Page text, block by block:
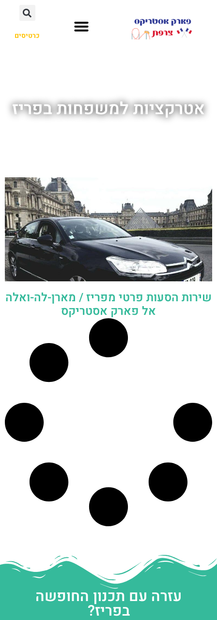
כרטיסים
אטרקציות למשפחות בפריז
שירות הסעות פרטי מפריז / מארן-לה-ואלה
אל פארק אסטריקס
עזרה עם תכנון החופשה
בפריז?